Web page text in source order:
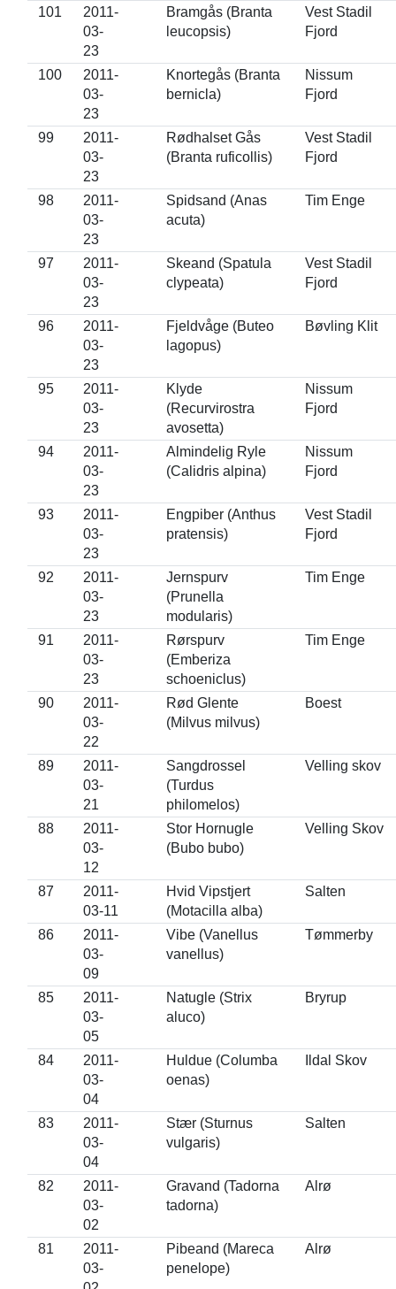
101
2011-
03-
23
Bramgås (Branta
leucopsis)
Vest Stadil
Fjord
100
2011-
03-
23
Knortegås (Branta
bernicla)
Nissum
Fjord
99
2011-
03-
23
Rødhalset Gås
(Branta ruficollis)
Vest Stadil
Fjord
98
2011-
03-
23
Spidsand (Anas
acuta)
Tim Enge
97
2011-
03-
23
Skeand (Spatula
clypeata)
Vest Stadil
Fjord
96
2011-
03-
23
Fjeldvåge (Buteo
lagopus)
Bøvling Klit
95
2011-
03-
23
Klyde
(Recurvirostra
avosetta)
Nissum
Fjord
94
2011-
03-
23
Almindelig Ryle
(Calidris alpina)
Nissum
Fjord
93
2011-
03-
23
Engpiber (Anthus
pratensis)
Vest Stadil
Fjord
92
2011-
03-
23
Jernspurv
(Prunella
modularis)
Tim Enge
91
2011-
03-
23
Rørspurv
(Emberiza
schoeniclus)
Tim Enge
90
2011-
03-
22
Rød Glente
(Milvus milvus)
Boest
89
2011-
03-
21
Sangdrossel
(Turdus
philomelos)
Velling skov
88
2011-
03-
12
Stor Hornugle
(Bubo bubo)
Velling Skov
87
2011-
03-11
Hvid Vipstjert
(Motacilla alba)
Salten
86
2011-
03-
09
Vibe (Vanellus
vanellus)
Tømmerby
85
2011-
03-
05
Natugle (Strix
aluco)
Bryrup
84
2011-
03-
04
Huldue (Columba
oenas)
Ildal Skov
83
2011-
03-
04
Stær (Sturnus
vulgaris)
Salten
82
2011-
03-
02
Gravand (Tadorna
tadorna)
Alrø
81
2011-
03-
Pibeand (Mareca
penelope)
Alrø